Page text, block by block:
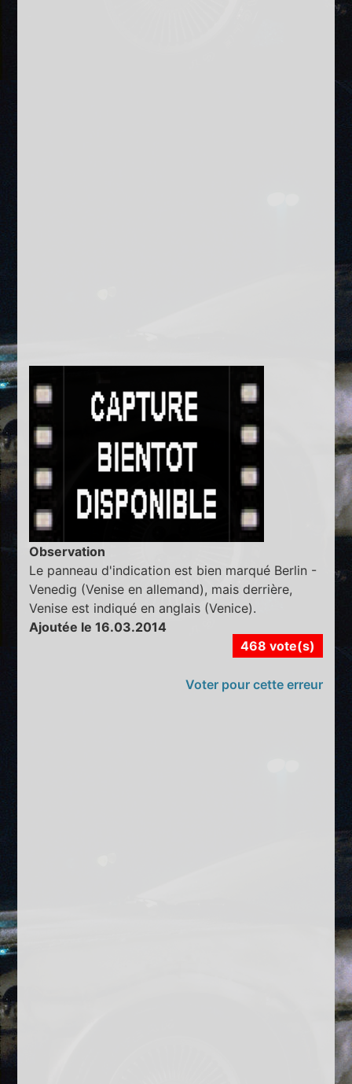
Observation
Le panneau d'indication est bien marqué Berlin -
Venedig (Venise en allemand), mais derrière,
Venise est indiqué en anglais (Venice).
Ajoutée le 16.03.2014
468 vote(s)
Voter pour cette erreur